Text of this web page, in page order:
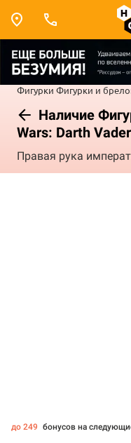
Фигурки Фигурки и
Наличие
Wars: Darth
Правая рука
до 249 бонусов на